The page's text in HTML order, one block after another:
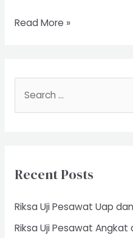
Riksa
dan
Produksi
Read More »
h
Recent Posts
Riksa Uji Pesawat Uap
Riksa Uji Pesawat Angkat